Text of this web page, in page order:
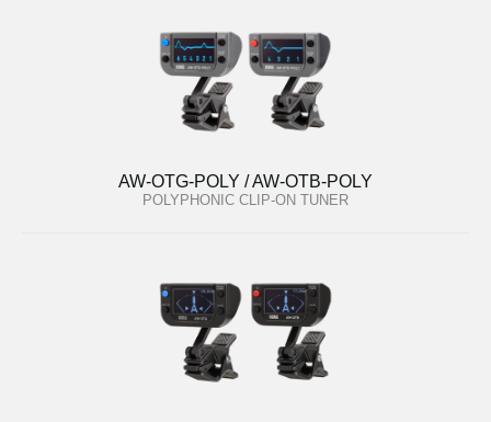
AW-OTG-POLY / AW-OTB-POLY
POLYPHONIC CLIP-ON TUNER